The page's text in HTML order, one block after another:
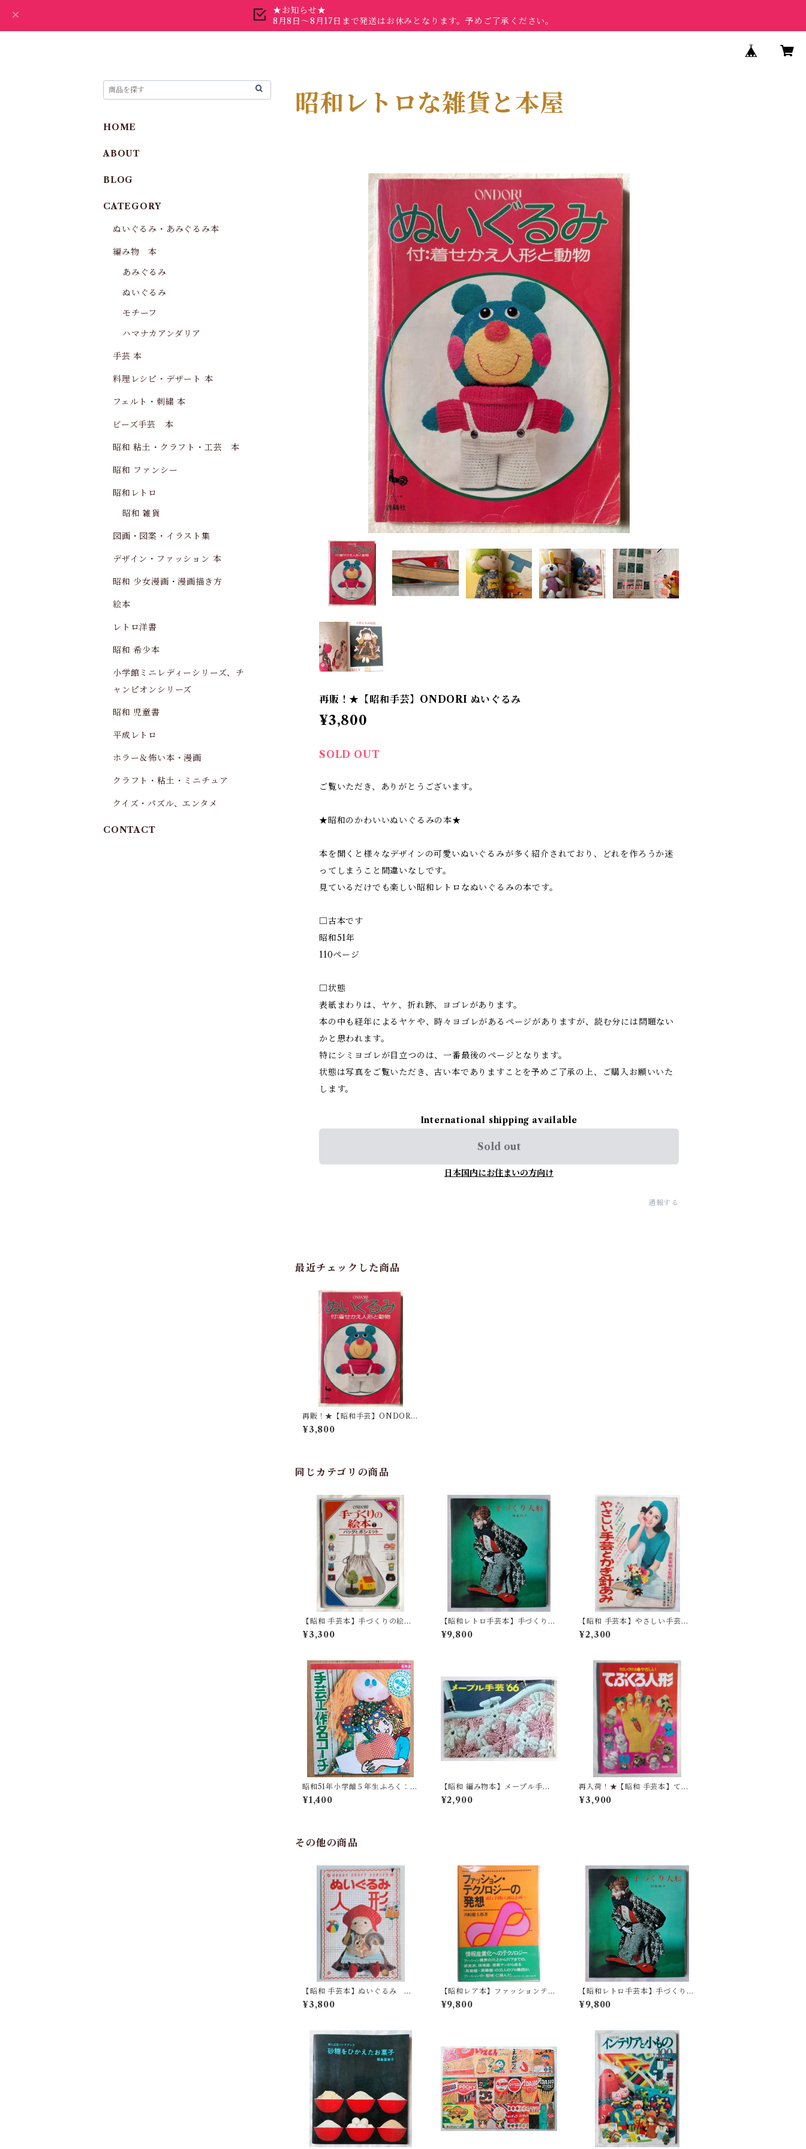
★お知らせ★
8月8日～8月17日まで発送はお休みとなります。予めご了承ください。
昭和レトロな雑貨と本屋
再販！★【昭和手芸】ONDORI ぬいぐるみ
¥3,800
SOLD OUT
ご覧いただき、ありがとうございます。
★昭和のかわいいぬいぐるみの本★
本を開くと様々なデザインの可愛いぬいぐるみが多く紹介されており、どれを作ろうか迷
ってしまうこと間違いなしです。
見ているだけでも楽しい昭和レトロなぬいぐるみの本です。
□古本です
昭和51年
110ページ
□状態
表紙まわりは、ヤケ、折れ跡、ヨゴレがあります。
本の中も経年によるヤケや、時々ヨゴレがあるページがありますが、読む分には問題ない
かと思われます。
特にシミヨゴレが目立つのは、一番最後のページとなります。
状態は写真をご覧いただき、古い本でありますことを予めご了承の上、ご購入お願いいた
します。
International shipping available
Sold out
日本国内にお住まいの方向け
通報する
最近チェックした商品
再販！★【昭和手芸】ONDORI
ぬいぐるみ
¥3,800
同じカテゴリの商品
【昭和 手芸本】手づくりの絵
本 バッグとポシェット（昭和5
6年）
¥3,300
【昭和レトロ手芸本】手づくり人
形 - 和田絢子(昭和40年)
¥9,800
【昭和 手芸本】やさしい手芸と
かぎ針あみ （昭和43年）
¥2,300
昭和51年小学館５年生ふろく：手
芸工作名コーチ
¥1,400
【昭和 編み物本】メープル手
芸'66（昭和41年）
¥2,900
再入荷！★【昭和 手芸本】てぶ
くろ人形（昭和54年）
¥3,900
その他の商品
【昭和 手芸本】ぬいぐるみ 人
形 尾上雅野作品集（昭和54
年）
¥3,800
【昭和レア本】ファッションテク
ノロジーの発想 流行予測から商
品企画へ (マーケティング book
¥9,800
【昭和レトロ手芸本】手づくり人
形 - 和田絢子(昭和40年)
¥9,800
HOME
ABOUT
BLOG
CATEGORY
ぬいぐるみ・あみぐるみ本
編み物 本
あみぐるみ
ぬいぐるみ
モチーフ
ハマナカアンダリア
手芸 本
料理レシピ・デザート 本
フェルト・刺繍 本
ビーズ手芸 本
昭和 粘土・クラフト・工芸 本
昭和 ファンシー
昭和レトロ
昭和 雑貨
図画・図案・イラスト集
デザイン・ファッション 本
昭和 少女漫画・漫画描き方
絵本
レトロ洋書
昭和 希少本
小学館ミニレディーシリーズ、チ
ャンピオンシリーズ
昭和 児童書
平成レトロ
ホラー＆怖い本・漫画
クラフト・粘土・ミニチュア
クイズ・パズル、エンタメ
CONTACT